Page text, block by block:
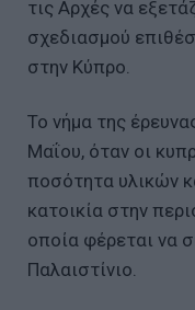
τις Αρχές να
σχεδιασμού
στην Κύπρο.
Το νήμα της
Μαΐου, όταν οι
ποσότητα υλικών
κατοικία στην
οποία φέρεται να
Παλαιστίνιο.